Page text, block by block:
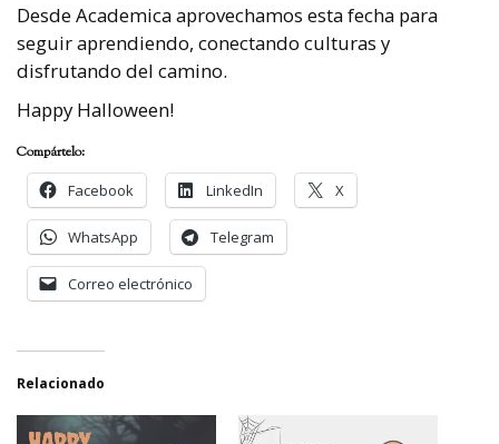
Desde Academica aprovechamos esta fecha para
seguir aprendiendo, conectando culturas y
disfrutando del camino.
Happy Halloween!
Compártelo:
Facebook
LinkedIn X
WhatsApp Telegram
Correo electrónico
Relacionado